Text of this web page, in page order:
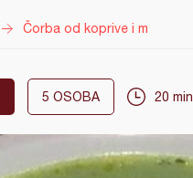
Čorba od koprive i m
5 OSOBA 20 min